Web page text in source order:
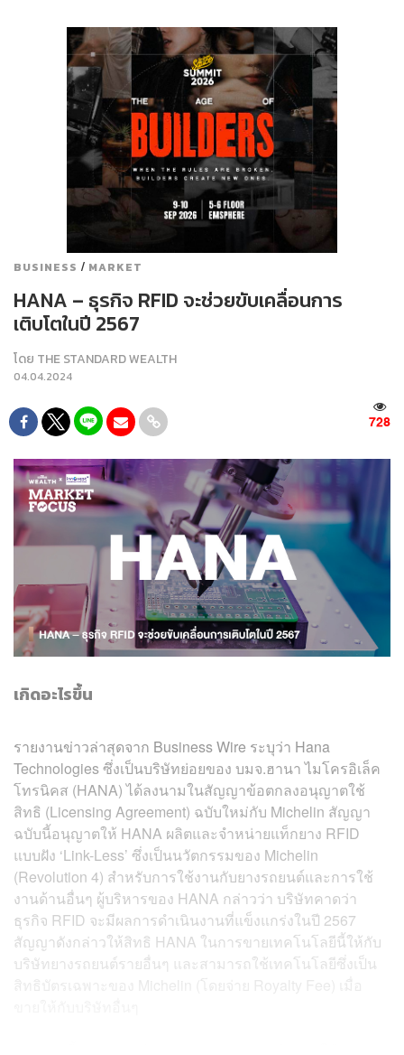
BUSINESS / MARKET
HANA – ธุรกิจ RFID จะช่วยขับเคลื่อนการ
เติบโตในปี 2567
โดย THE STANDARD WEALTH
04.04.2024
728
เกิดอะไรขึ้น
รายงานข่าวล่าสุดจาก Business Wire ระบุว่า Hana
Technologies ซึ่งเป็นบริษัทย่อยของ บมจ.ฮานา ไมโครอิเล็ค
โทรนิคส (HANA) ได้ลงนามในสัญญาข้อตกลงอนุญาตใช้
สิทธิ (Licensing Agreement) ฉบับใหม่กับ Michelin สัญญา
ฉบับนี้อนุญาตให้ HANA ผลิตและจำหน่ายแท็กยาง RFID
แบบฝัง ‘Link-Less’ ซึ่งเป็นนวัตกรรมของ Michelin
(Revolution 4) สำหรับการใช้งานกับยางรถยนต์และการใช้
งานด้านอื่นๆ ผู้บริหารของ HANA กล่าวว่า บริษัทคาดว่า
ธุรกิจ RFID จะมีผลการดำเนินงานที่แข็งแกร่งในปี 2567
สัญญาดังกล่าวให้สิทธิ HANA ในการขายเทคโนโลยีนี้ให้กับ
บริษัทยางรถยนต์รายอื่นๆ และสามารถใช้เทคโนโลยีซึ่งเป็น